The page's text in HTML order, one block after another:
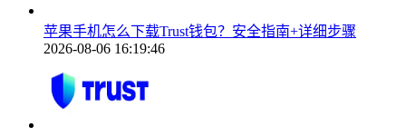
苹果手机怎么下载Trust钱包？安全指南+详细步骤
2026-08-06 16:19:46